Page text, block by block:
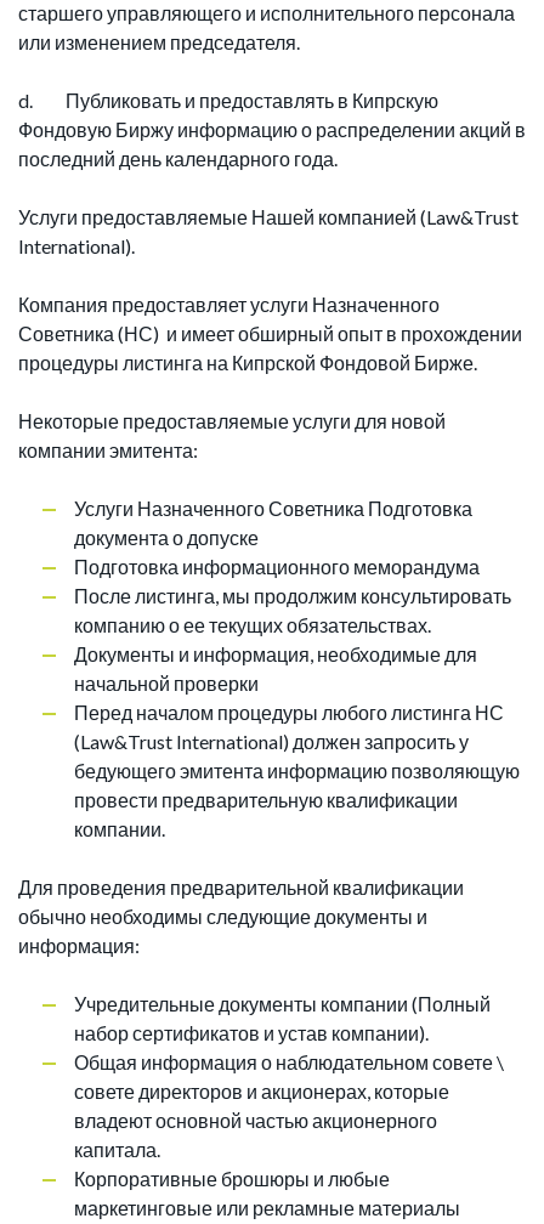
старшего управляющего и исполнительного персонала
или изменением председателя.
d. Публиковать и предоставлять в Кипрскую
Фондовую Биржу информацию о распределении акций в
последний день календарного года.
Услуги предоставляемые Нашей компанией (Law&Trust
International).
Компания предоставляет услуги Назначенного
Советника (НС) и имеет обширный опыт в прохождении
процедуры листинга на Кипрской Фондовой Бирже.
Некоторые предоставляемые услуги для новой
компании эмитента:
Услуги Назначенного Советника Подготовка
документа о допуске
Подготовка информационного меморандума
После листинга, мы продолжим консультировать
компанию о ее текущих обязательствах.
Документы и информация, необходимые для
начальной проверки
Перед началом процедуры любого листинга НС
(Law&Trust International) должен запросить у
бедующего эмитента информацию позволяющую
провести предварительную квалификации
компании.
Для проведения предварительной квалификации
обычно необходимы следующие документы и
информация:
Учредительные документы компании (Полный
набор сертификатов и устав компании).
Общая информация о наблюдательном совете \
совете директоров и акционерах, которые
владеют основной частью акционерного
капитала.
Корпоративные брошюры и любые
маркетинговые или рекламные материалы